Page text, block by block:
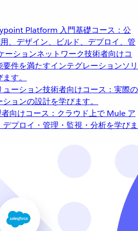
Platform 入門基礎コース：公
、デザイン、ビルド、デプロイ、管
ーションネットワーク技術者向けコ
件を満たすインテグレーションソリ
す。
ューション技術者向けコース：実際の
ョンの設計を学びます。
向けコース：クラウド上で Mule ア
プロイ・管理・監視・分析を学びま